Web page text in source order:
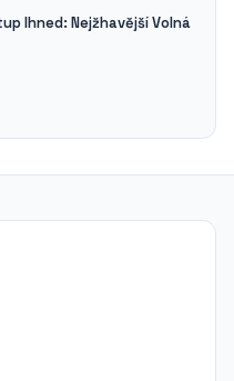
Ihned: Nejžhavější Volná